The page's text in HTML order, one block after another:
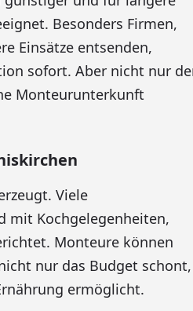
Besonders Firmen,
Einsätze entsenden,
sofort. Aber nicht nur
Monteurunterkunft
Viele
mit Kochgelegenheiten,
Monteure können
nur das Budget schont,
ermöglicht.